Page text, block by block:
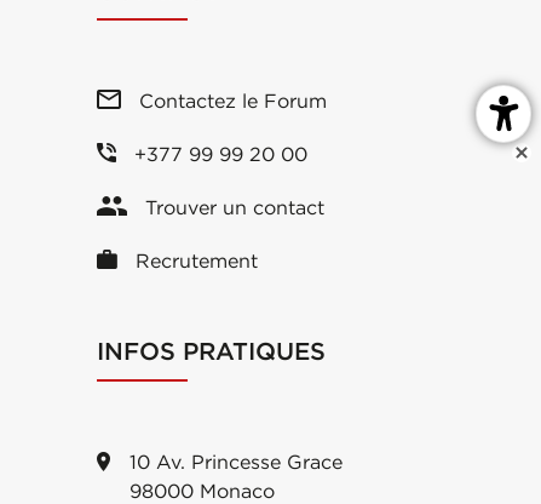
Contactez le Forum
+377 99 99 20 00
Trouver un contact
Recrutement
INFOS PRATIQUES
10 Av. Princesse Grace
98000 Monaco